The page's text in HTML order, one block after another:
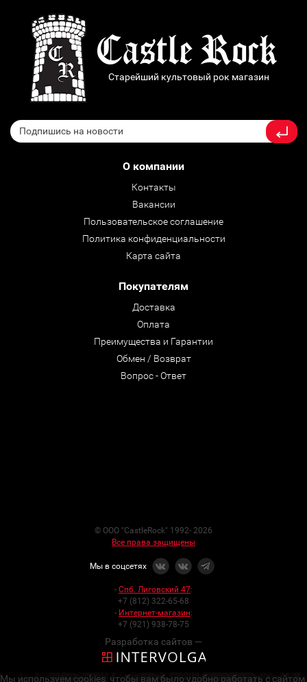
Старейший культовый рок магазин
О компании
Контакты
Вакансии
Пользовательское соглашение
Политика конфиденциальности
Карта сайта
Покупателям
Доставка
Оплата
Преимущества и Гарантии
Обмен / Возврат
Вопрос - Ответ
© ООО "CastleRock" 1992- 2026
Все права защищены
Мы в соцсетях
- Спб. Лиговский 47:
+7 (812) 322-65-68
- Интернет-магазин:
+7 (921) 938-78-75
Разработка сайтов —
Мы используем cookies, чтобы вам было удобно работать с сайтом